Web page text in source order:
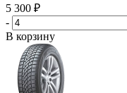
5 300 ₽
-
В корзину